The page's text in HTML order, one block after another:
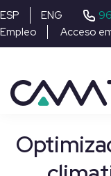
ESP ENG
Empleo Acceso